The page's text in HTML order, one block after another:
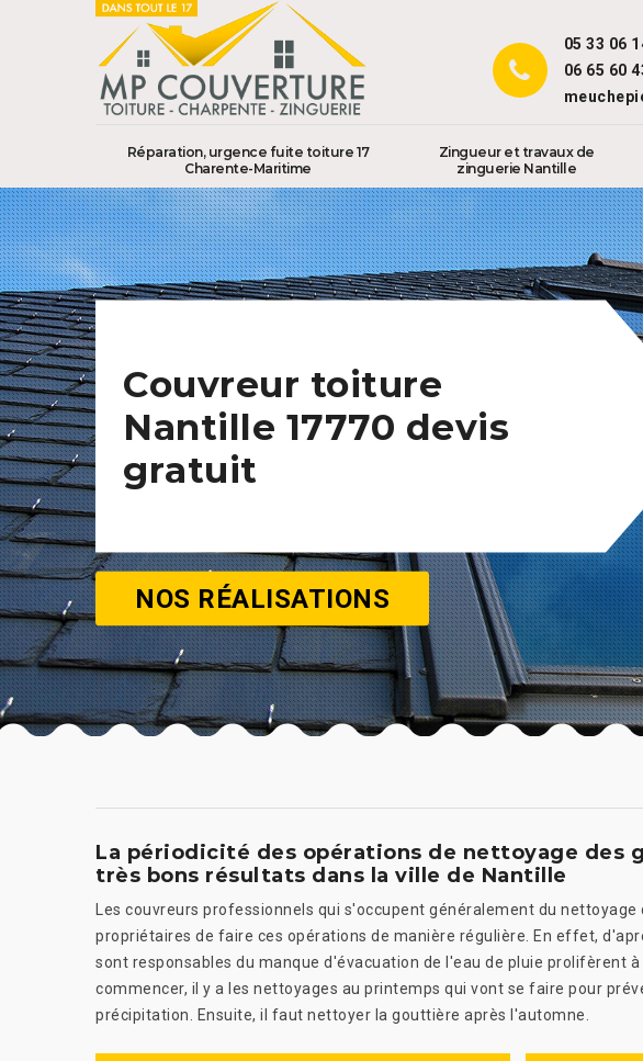
05 33 06
06 65 60
Réparation, urgence fuite toiture 17
Charente-Maritime
Zingueur et travaux de
zinguerie Nantille
Couvreur toiture
Nantille 17770 devis
gratuit
NOS RÉALISATIONS
La périodicité des opérations de nettoyage des
très bons résultats dans la ville de Nantille
Les couvreurs professionnels qui s'occupent généralement du
propriétaires de faire ces opérations de manière régulière. En effet,
sont responsables du manque d'évacuation de l'eau de pluie prolifèrent
commencer, il y a les nettoyages au printemps qui vont se faire pour
précipitation. Ensuite, il faut nettoyer la gouttière après l'automne.